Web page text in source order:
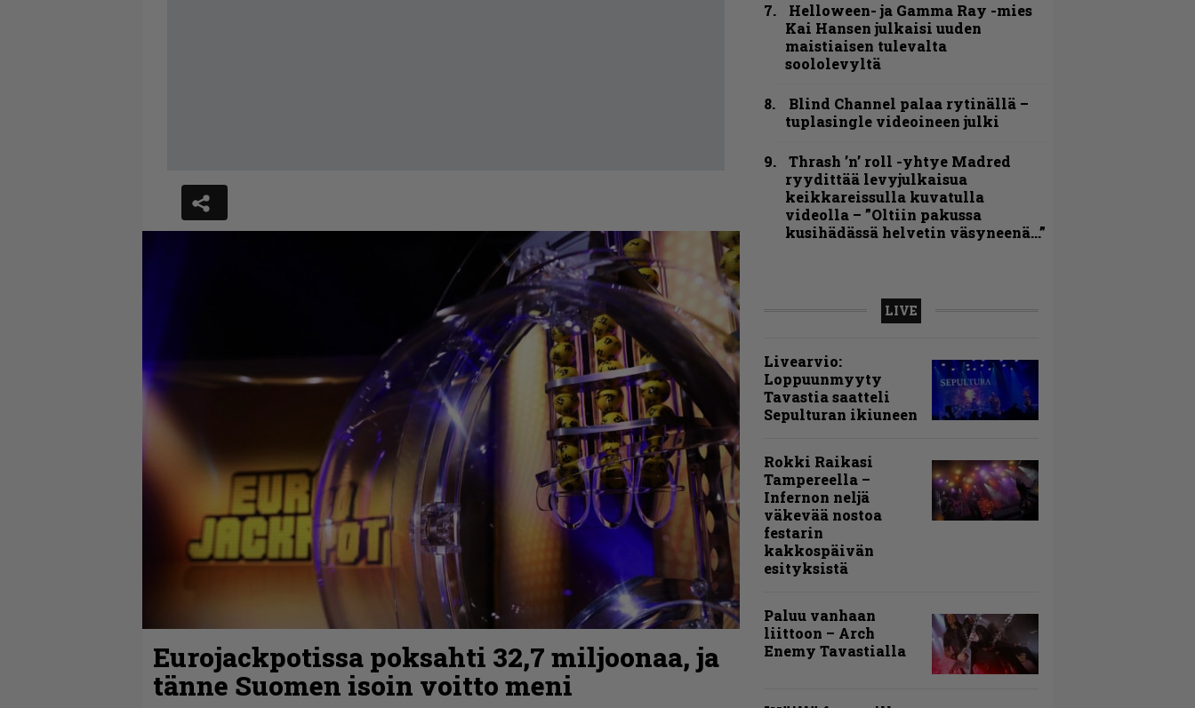
Eurojackpotissa poksahti 32,7 miljoonaa, ja
tänne Suomen isoin voitto meni
Helloween- ja Gamma Ray -mies
Kai Hansen julkaisi uuden
maistiaisen tulevalta
soololevyltä
Blind Channel palaa rytinällä –
tuplasingle videoineen julki
Thrash ’n’ roll -yhtye Madred
ryydittää levyjulkaisua
keikkareissulla kuvatulla
videolla – ”Oltiin pakussa
kusihädässä helvetin väsyneenä…”
LIVE
Livearvio:
Loppuunmyyty
Tavastia saatteli
Sepulturan ikiuneen
Rokki Raikasi
Tampereella –
Infernon neljä
väkevää nostoa
festarin
kakkospäivän
esityksistä
Paluu vanhaan
liittoon – Arch
Enemy Tavastialla